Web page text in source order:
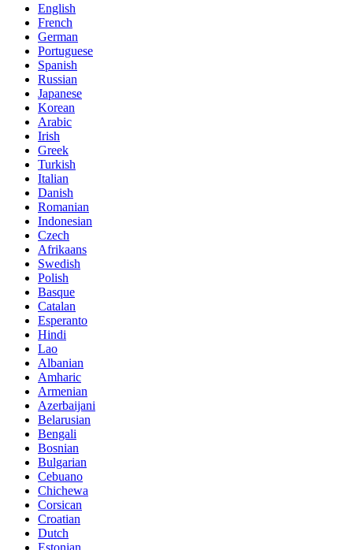
English
French
German
Portuguese
Spanish
Russian
Japanese
Korean
Arabic
Irish
Greek
Turkish
Italian
Danish
Romanian
Indonesian
Czech
Afrikaans
Swedish
Polish
Basque
Catalan
Esperanto
Hindi
Lao
Albanian
Amharic
Armenian
Azerbaijani
Belarusian
Bengali
Bosnian
Bulgarian
Cebuano
Chichewa
Corsican
Croatian
Dutch
Estonian